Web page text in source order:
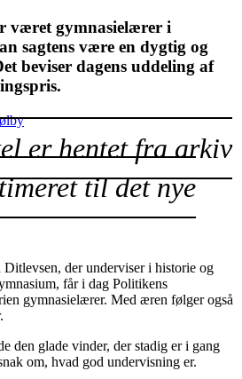
været gymnasielærer i
sagtens være en dygtig og
beviser dagens uddeling af
er hentet fra arkiv
til det nye
der underviser i historie og
får i dag Politikens
gymnasielærer. Med æren følger også
den glade vinder, der stadig er i gang
om, hvad god undervisning er.